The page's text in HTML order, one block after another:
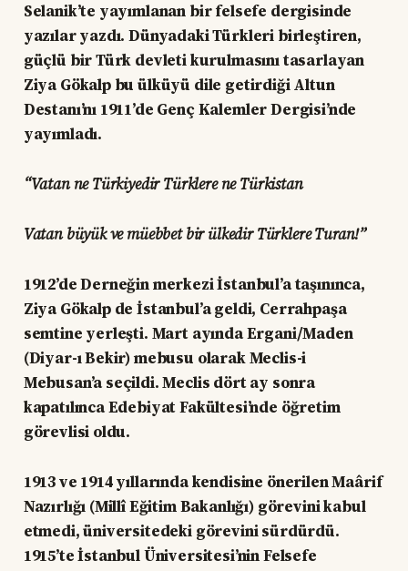
Selanik’te yayımlanan bir felsefe dergisinde
yazılar yazdı. Dünyadaki Türkleri birleştiren,
güçlü bir Türk devleti kurulmasını tasarlayan
Ziya Gökalp bu ülküyü dile getirdiği Altun
Destanı’nı 1911’de Genç Kalemler Dergisi’nde
yayımladı.
“Vatan ne Türkiyedir Türklere ne Türkistan
Vatan büyük ve müebbet bir ülkedir Türklere Turan!”
1912’de Derneğin merkezi İstanbul’a taşınınca,
Ziya Gökalp de İstanbul’a geldi, Cerrahpaşa
semtine yerleşti. Mart ayında Ergani/Maden
(Diyar-ı Bekir) mebusu olarak Meclis-i
Mebusan’a seçildi. Meclis dört ay sonra
kapatılınca Edebiyat Fakültesi’nde öğretim
görevlisi oldu.
1913 ve 1914 yıllarında kendisine önerilen Maârif
Nazırlığı (Millî Eğitim Bakanlığı) görevini kabul
etmedi, üniversitedeki görevini sürdürdü.
1915’te İstanbul Üniversitesi’nin Felsefe